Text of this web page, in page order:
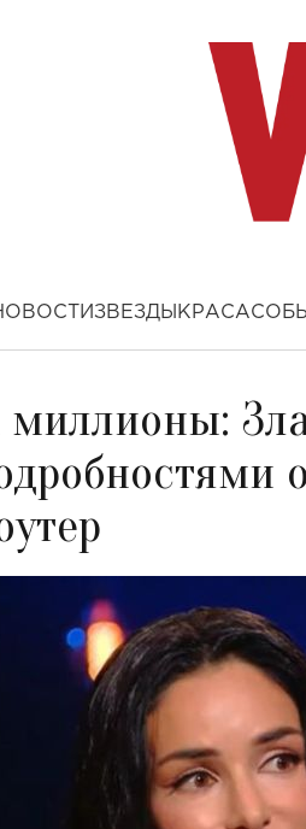
ЗВЕЗДЫ КРАСА